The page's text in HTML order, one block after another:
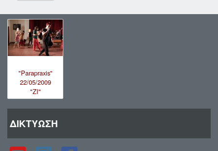
"Parapraxis"
22/05/2009
"ZI"
ΔΙΚΤΥΩΣΗ